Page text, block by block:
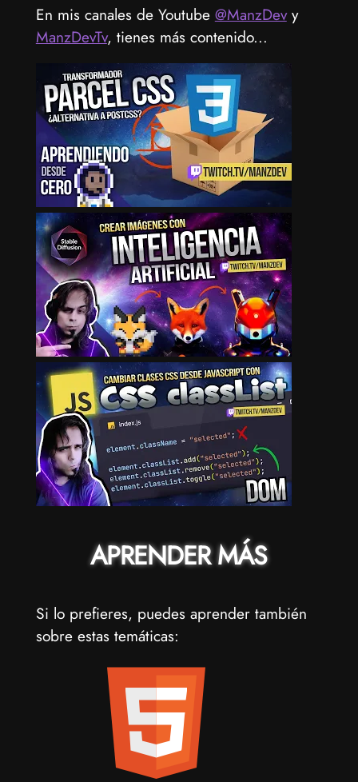
En mis canales de Youtube @ManzDevy
ManzDevTv, tienes más contenido...
APRENDER MÁS
Si lo prefieres, puedes aprender también
sobre estas temáticas: